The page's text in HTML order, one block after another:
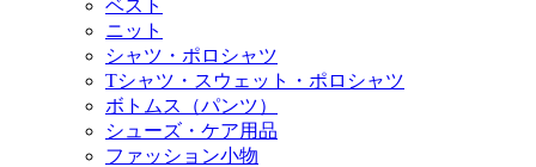
ベスト
ニット
シャツ・ポロシャツ
Tシャツ・スウェット・ポロシャツ
ボトムス（パンツ）
シューズ・ケア用品
ファッション小物